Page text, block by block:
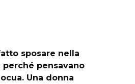
sposare nella
pensavano
Una donna